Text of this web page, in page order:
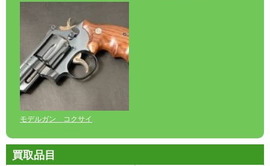
モデルガン コクサイ
買取品目